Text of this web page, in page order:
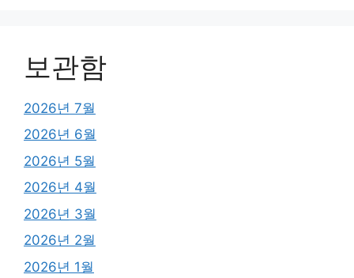
보관함
2026년 7월
2026년 6월
2026년 5월
2026년 4월
2026년 3월
2026년 2월
2026년 1월